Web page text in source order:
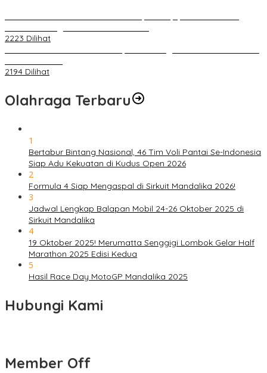
2223 Dilihat
2194 Dilihat
Olahraga Terbaru
1
Bertabur Bintang Nasional, 46 Tim Voli Pantai Se-Indonesia
Siap Adu Kekuatan di Kudus Open 2026
2
Formula 4 Siap Mengaspal di Sirkuit Mandalika 2026!
3
Jadwal Lengkap Balapan Mobil 24-26 Oktober 2025 di
Sirkuit Mandalika
4
19 Oktober 2025! Merumatta Senggigi Lombok Gelar Half
Marathon 2025 Edisi Kedua
5
Hasil Race Day MotoGP Mandalika 2025
Hubungi Kami
Member Off